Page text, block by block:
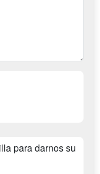
para darnos su